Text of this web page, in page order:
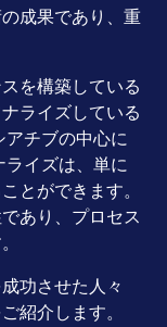
成果であり、重
を構築している
ライズしている
チブの中心に
イズは、単に
とができます。
あり、プロセス
功させた人々
紹介します。